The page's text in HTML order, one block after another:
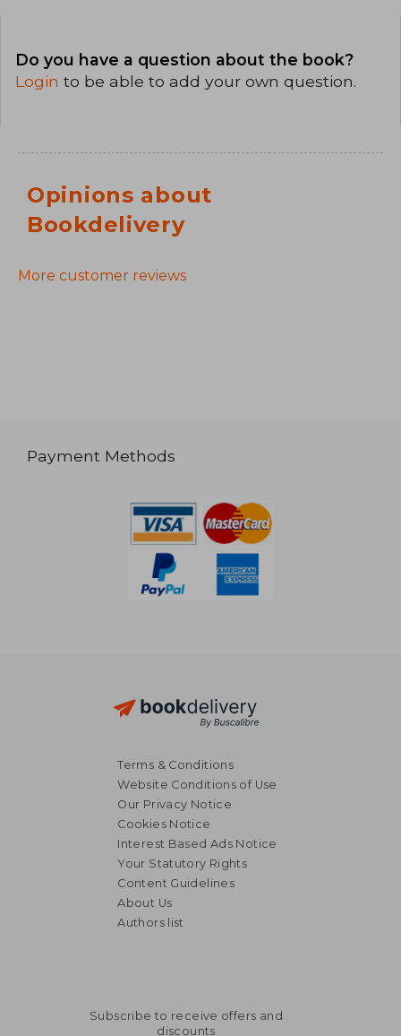
Do you have a question about the book?
Login to be able to add your own question.
Opinions about
Bookdelivery
More customer reviews
Payment Methods
Terms & Conditions
Website Conditions of Use
Our Privacy Notice
Cookies Notice
Interest Based Ads Notice
Your Statutory Rights
Content Guidelines
About Us
Authors list
Subscribe to receive offers and
discounts